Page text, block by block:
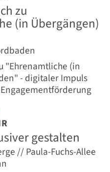
zu
(in Übergängen)
"Ehrenamtliche (in
- digitaler Impuls
gestalten
// Paula-Fuchs-Allee